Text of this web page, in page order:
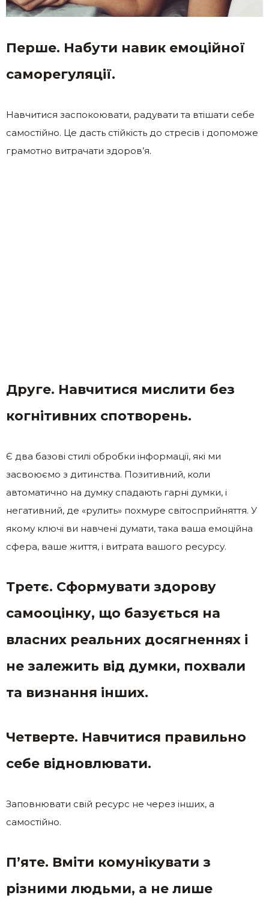
Перше. Набути навик емоційної
саморегуляції.
Навчитися заспокоювати, радувати та втішати себе
самостійно. Це дасть стійкість до стресів і допоможе
грамотно витрачати здоров’я.
Друге. Навчитися мислити без
когнітивних спотворень.
Є два базові стилі обробки інформації, які ми
засвоюємо з дитинства. Позитивний, коли
автоматично на думку спадають гарні думки, і
негативний, де «рулить» похмуре світосприйняття. У
якому ключі ви навчені думати, така ваша емоційна
сфера, ваше життя, і витрата вашого ресурсу.
Третє. Сформувати здорову
самооцінку, що базується на
власних реальних досягненнях і
не залежить від думки, похвали
та визнання інших.
Четверте. Навчитися правильно
себе відновлювати.
Заповнювати свій ресурс не через інших, а
самостійно.
П’яте. Вміти комунікувати з
різними людьми, а не лише